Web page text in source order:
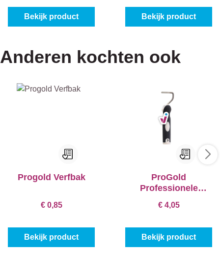
Bekijk product Bekijk product
Anderen kochten ook
Progold Verfbak
€ 0,85
Bekijk product
ProGold
Professionele
€ 4,05
Bekijk product